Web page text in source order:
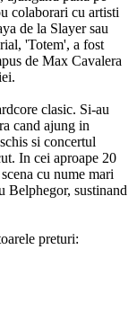
colaborari cu artisti
de la Slayer sau
'Totem', a fost
de Max Cavalera
clasic. Si-au
cand ajung in
si concertul
In cei aproape 20
cu nume mari
Belphegor, sustinand
preturi: